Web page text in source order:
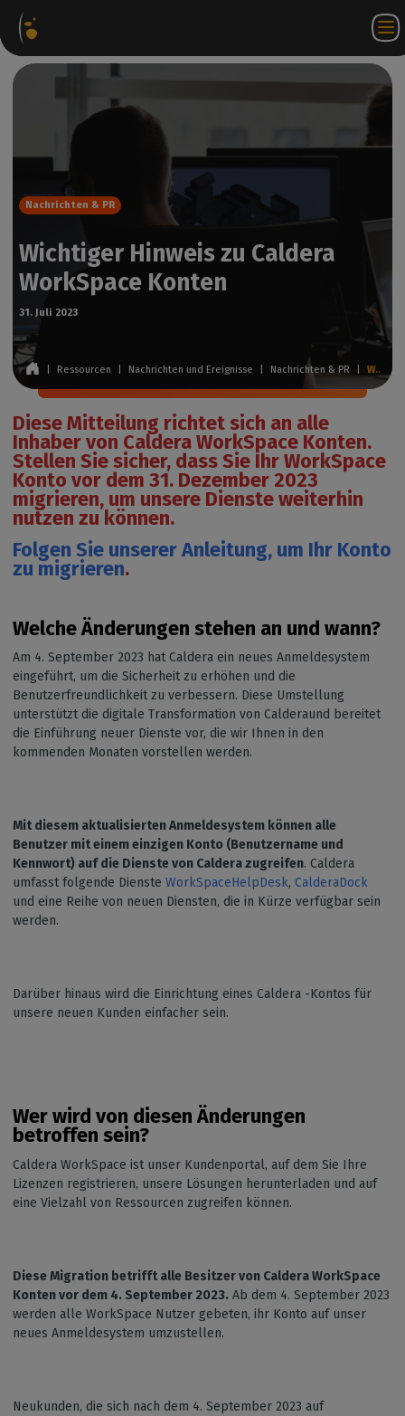
DE
Nachrichten & PR
Wichtiger Hinweis zu Caldera
WorkSpace Konten
31. Juli 2023
Ressourcen Nachrichten und Ereignisse Nachrichten & PR Wichtiger Hinweis zu Caldera WorkSpace Konten
Diese Mitteilung richtet sich an alle
Inhaber von Caldera WorkSpace Konten.
Stellen Sie sicher, dass Sie Ihr WorkSpace
Konto vor dem 31. Dezember 2023
migrieren, um unsere Dienste weiterhin
nutzen zu können.
Folgen Sie unserer Anleitung, um Ihr Konto
zu migrieren.
Welche Änderungen stehen an und wann?
Am 4. September 2023 hat Caldera ein neues Anmeldesystem
eingeführt, um die Sicherheit zu erhöhen und die
Benutzerfreundlichkeit zu verbessern. Diese Umstellung
unterstützt die digitale Transformation von Calderaund bereitet
die Einführung neuer Dienste vor, die wir Ihnen in den
kommenden Monaten vorstellen werden.
Mit diesem aktualisierten Anmeldesystem können alle
Benutzer mit einem einzigen Konto (Benutzername und
Kennwort) auf die Dienste von Caldera zugreifen. Caldera
umfasst folgende Dienste WorkSpaceHelpDesk, CalderaDock
und eine Reihe von neuen Diensten, die in Kürze verfügbar sein
werden.
Darüber hinaus wird die Einrichtung eines Caldera -Kontos für
unsere neuen Kunden einfacher sein.
Wer wird von diesen Änderungen
betroffen sein?
Caldera WorkSpace ist unser Kundenportal, auf dem Sie Ihre
Lizenzen registrieren, unsere Lösungen herunterladen und auf
eine Vielzahl von Ressourcen zugreifen können.
Diese Migration betrifft alle Besitzer von Caldera WorkSpace
Konten vor dem 4. September 2023. Ab dem 4. September 2023
werden alle WorkSpace Nutzer gebeten, ihr Konto auf unser
neues Anmeldesystem umzustellen.
Neukunden, die sich nach dem 4. September 2023 auf